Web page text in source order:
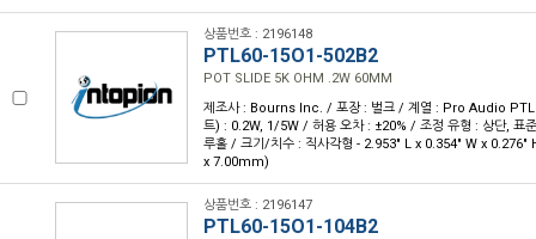
상품번호 : 2196148
PTL60-15O1-502B2
POT SLIDE 5K OHM .2W 60MM
제조사 : Bourns Inc. / 포장 : 벌크 / 계열 : Pro Audio
트) : 0.2W, 1/5W / 허용 오차 : ±20% / 조정 유형 : 상단, 표
루홀 / 크기/치수 : 직사각형 - 2.953" L x 0.354" W x
x 7.00mm)
상품번호 : 2196147
PTL60-15O1-104B2